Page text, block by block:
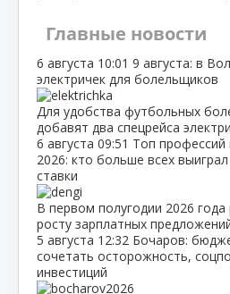
Главные новости
6 августа 10:01 9 августа: в
электричек для болельщиков
Для удобства футбольных
добавят два спецрейса
6 августа 09:51 Топ профессий
2026: кто больше всех
ставки
В первом полугодии 2026
росту зарплатных
5 августа 12:32 Бочаров:
сочетать осторожность,
инвестиций